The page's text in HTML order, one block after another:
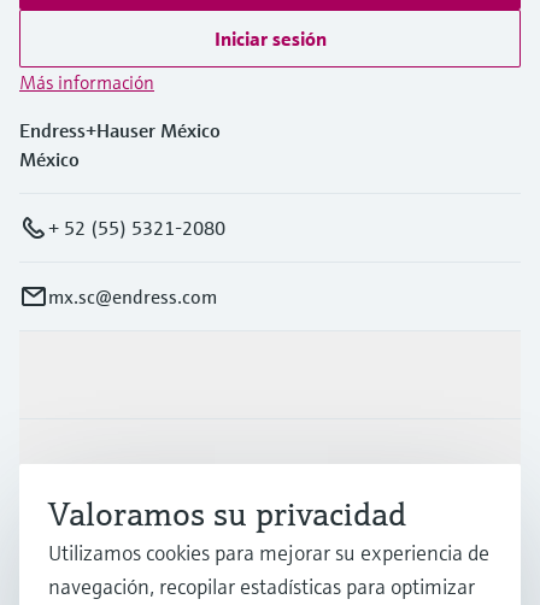
Iniciar sesión
Más información
Endress+Hauser México
México
+ 52 (55) 5321-2080
mx.sc@endress.com
Industrias
Soporte
Valoramos su privacidad
Utilizamos cookies para mejorar su experiencia de
navegación, recopilar estadísticas para optimizar